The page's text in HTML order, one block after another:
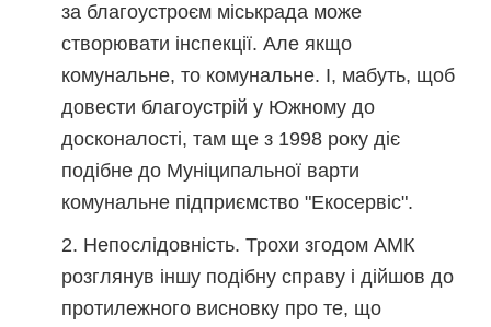
за благоустроєм міськрада може
створювати інспекції. Але якщо
комунальне, то комунальне. І, мабуть, щоб
довести благоустрій у Южному до
досконалості, там ще з 1998 року діє
подібне до Муніципальної варти
комунальне підприємство "Екосервіс".
Непослідовність. Трохи згодом АМК
розглянув іншу подібну справу і дійшов до
протилежного висновку про те, що